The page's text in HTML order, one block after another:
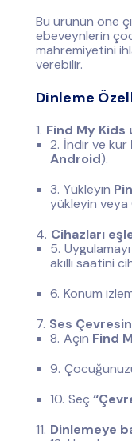
Bu ürünün öne
ebeveynlerin
mahremiyetini
verebilir.
Dinleme
Find My Kids
İndir ve kur
Android).
Yükleyin
yükleyin veya
Cihazları
akıllı saatini
Konum
Ses
Açın Find
Seç
Dinlemeye